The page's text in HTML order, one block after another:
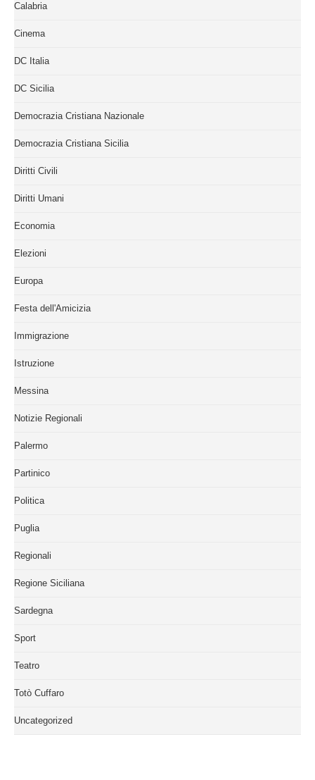
Calabria
Cinema
DC Italia
DC Sicilia
Democrazia Cristiana Nazionale
Democrazia Cristiana Sicilia
Diritti Civili
Diritti Umani
Economia
Elezioni
Europa
Festa dell'Amicizia
Immigrazione
Istruzione
Messina
Notizie Regionali
Palermo
Partinico
Politica
Puglia
Regionali
Regione Siciliana
Sardegna
Sport
Teatro
Totò Cuffaro
Uncategorized